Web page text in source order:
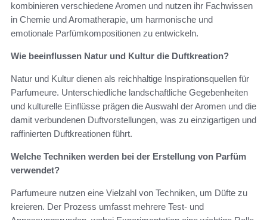
kombinieren verschiedene Aromen und nutzen ihr Fachwissen
in Chemie und Aromatherapie, um harmonische und
emotionale Parfümkompositionen zu entwickeln.
Wie beeinflussen Natur und Kultur die Duftkreation?
Natur und Kultur dienen als reichhaltige Inspirationsquellen für
Parfumeure. Unterschiedliche landschaftliche Gegebenheiten
und kulturelle Einflüsse prägen die Auswahl der Aromen und die
damit verbundenen Duftvorstellungen, was zu einzigartigen und
raffinierten Duftkreationen führt.
Welche Techniken werden bei der Erstellung von Parfüm
verwendet?
Parfumeure nutzen eine Vielzahl von Techniken, um Düfte zu
kreieren. Der Prozess umfasst mehrere Test- und